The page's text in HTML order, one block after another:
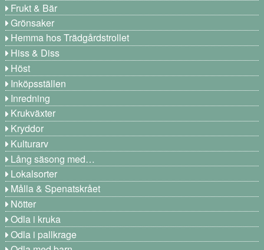
Frukt & Bär
Grönsaker
Hemma hos Trädgårdstrollet
Hiss & Diss
Höst
Inköpsställen
Inredning
Krukväxter
Kryddor
Kulturarv
Lång säsong med…
Lokalsorter
Målla & Spenatskrået
Nötter
Odla i kruka
Odla i pallkrage